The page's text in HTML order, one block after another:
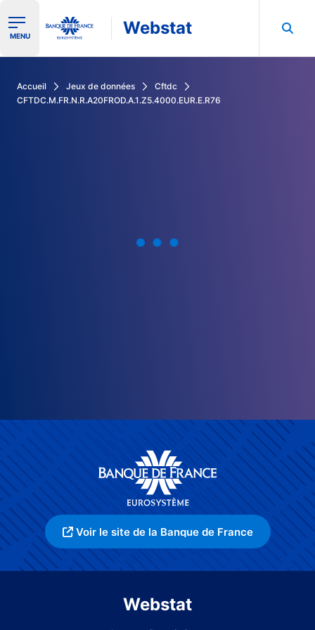
Ouvrir le menu de navigation
MENU Webstat
Accueil Jeux de données
Cftdc
CFTDC.M.FR.N.R.A20FROD.A.1.Z5.4000.EUR.E.R76
Voir le site de la Banque de France
Webstat